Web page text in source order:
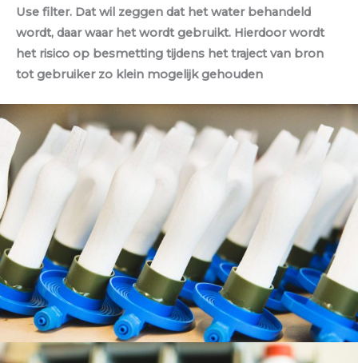
Use filter. Dat wil zeggen dat het water behandeld
wordt, daar waar het wordt gebruikt. Hierdoor wordt
het risico op besmetting tijdens het traject van bron
tot gebruiker zo klein mogelijk gehouden